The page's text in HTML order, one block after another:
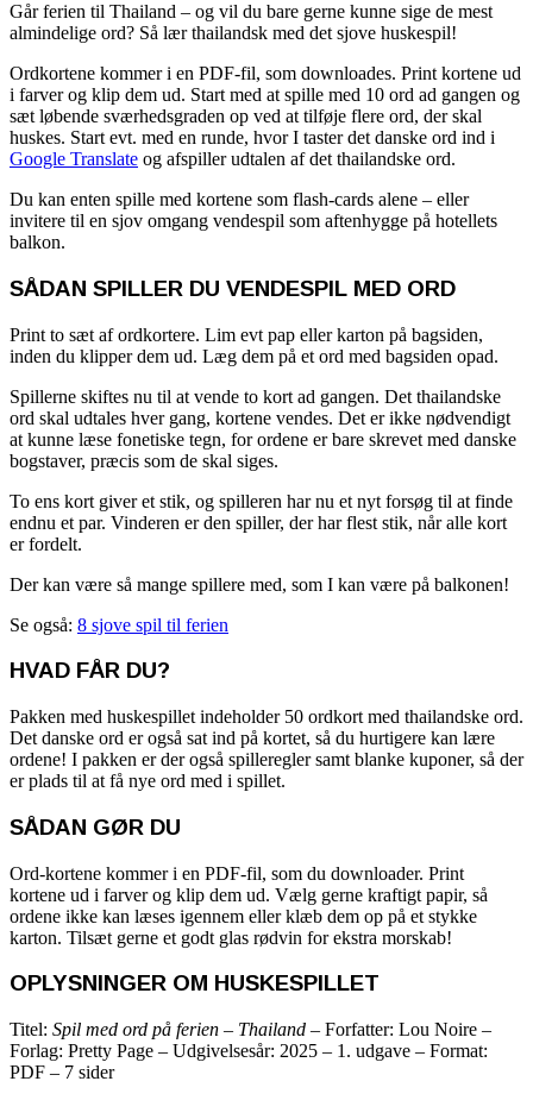
Går ferien til Thailand – og vil du bare gerne kunne sige de mest
almindelige ord? Så lær thailandsk med det sjove huskespil!
Ordkortene kommer i en PDF-fil, som downloades. Print kortene ud
i farver og klip dem ud. Start med at spille med 10 ord ad gangen og
sæt løbende sværhedsgraden op ved at tilføje flere ord, der skal
huskes. Start evt. med en runde, hvor I taster det danske ord ind i
Google Translate og afspiller udtalen af det thailandske ord.
Du kan enten spille med kortene som flash-cards alene – eller
invitere til en sjov omgang vendespil som aftenhygge på hotellets
balkon.
SÅDAN SPILLER DU VENDESPIL MED ORD
Print to sæt af ordkortere. Lim evt pap eller karton på bagsiden,
inden du klipper dem ud. Læg dem på et ord med bagsiden opad.
Spillerne skiftes nu til at vende to kort ad gangen. Det thailandske
ord skal udtales hver gang, kortene vendes. Det er ikke nødvendigt
at kunne læse fonetiske tegn, for ordene er bare skrevet med danske
bogstaver, præcis som de skal siges.
To ens kort giver et stik, og spilleren har nu et nyt forsøg til at finde
endnu et par. Vinderen er den spiller, der har flest stik, når alle kort
er fordelt.
Der kan være så mange spillere med, som I kan være på balkonen!
Se også: 8 sjove spil til ferien
HVAD FÅR DU?
Pakken med huskespillet indeholder 50 ordkort med thailandske ord.
Det danske ord er også sat ind på kortet, så du hurtigere kan lære
ordene! I pakken er der også spilleregler samt blanke kuponer, så der
er plads til at få nye ord med i spillet.
SÅDAN GØR DU
Ord-kortene kommer i en PDF-fil, som du downloader. Print
kortene ud i farver og klip dem ud. Vælg gerne kraftigt papir, så
ordene ikke kan læses igennem eller klæb dem op på et stykke
karton. Tilsæt gerne et godt glas rødvin for ekstra morskab!
OPLYSNINGER OM HUSKESPILLET
Titel: Spil med ord på ferien – Thailand – Forfatter: Lou Noire –
Forlag: Pretty Page – Udgivelsesår: 2025 – 1. udgave – Format:
PDF – 7 sider